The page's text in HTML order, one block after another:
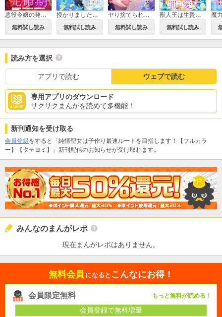
無料試し読み 無料試し読み 無料試し読み 無料試し読み
読み方を選択
アプリで読む ウェブで読む
専用アプリのダウンロード
サクサクまんがを読めて多機能！
新刊通知を受け取る
会員登録をすると「純情聖女は子作り最速ルートを目指します！【フルカラ
ー】【タテヨミ】」新刊配信のお知らせが受け取れます。
みんなのまんがレポ
現在まんがレポはありません。
無料会員 になると こんなにお得！
会員限定無料 もっと無料が読める！
会員登録で無料増量